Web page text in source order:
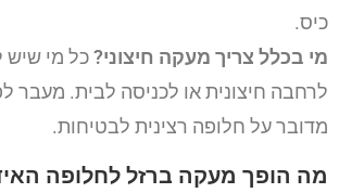
כיס.
מי בכלל צריך מעקה חיצוני?כל מי שיש
לרחבה חיצונית או לכניסה לבית. מעבר
מדובר על חלופה רצינית לבטיחות.
מה הופך מעקה ברזל לחלופה